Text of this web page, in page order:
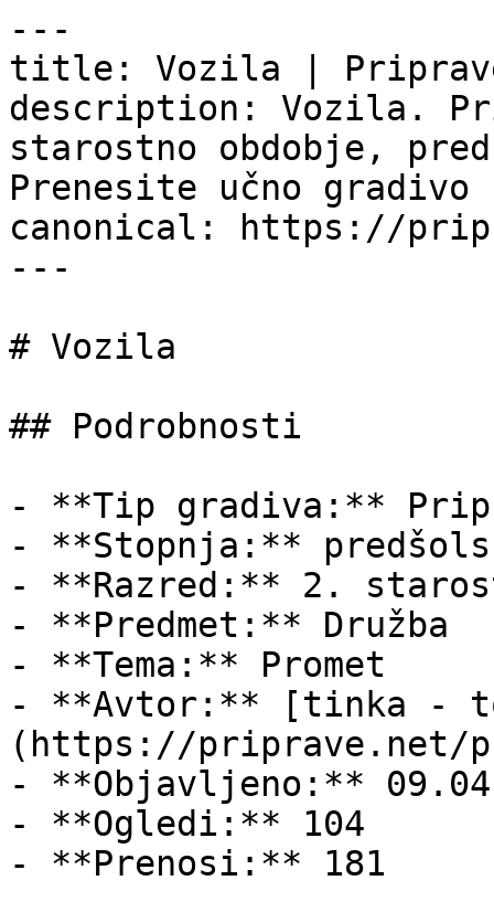
---
title: Vozila |
description: Vozila.
starostno obdobje,
Prenesite učno
canonical: https://
---
# Vozila
## Podrobnosti
- **Tip gradiva:**
- **Stopnja:**
- **Razred:** 2.
- **Predmet:** Družba
- **Tema:** Promet
- **Avtor:** [tinka -
(https://priprave.net/
- **Objavljeno:**
- **Ogledi:** 104
- **Prenosi:** 181